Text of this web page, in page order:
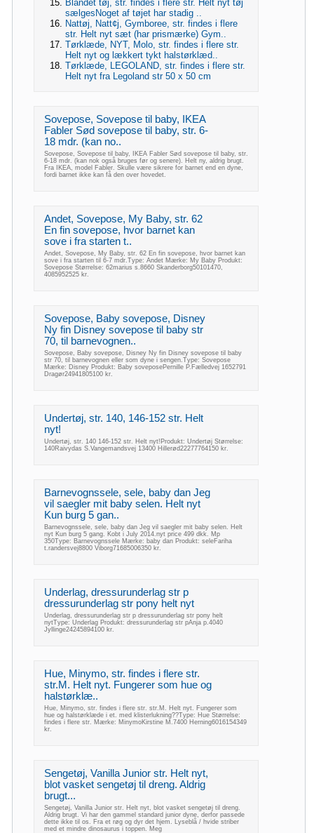
Blandet tøj, str. findes i flere str. Helt nyt tøj
sælgesNoget af tøjet har stadig ..
Nattøj, Natt¢j, Gymboree, str. findes i flere
str. Helt nyt sæt (har prismærke) Gym..
Tørklæde, NYT, Molo, str. findes i flere str.
Helt nyt og lækkert tykt halstørklæd..
Tørklæde, LEGOLAND, str. findes i flere str.
Helt nyt fra Legoland str 50 x 50 cm
Sovepose, Sovepose til baby, IKEA
Fabler Sød sovepose til baby, str. 6-
18 mdr. (kan no..
Sovepose, Sovepose til baby, IKEA Fabler Sød sovepose til baby, str.
6-18 mdr. (kan nok også bruges før og senere). Helt ny, aldrig brugt.
Fra IKEA, model Fabler. Skulle være sikrere for barnet end en dyne,
fordi barnet ikke kan få den over hovedet.
Andet, Sovepose, My Baby, str. 62
En fin sovepose, hvor barnet kan
sove i fra starten t..
Andet, Sovepose, My Baby, str. 62 En fin sovepose, hvor barnet kan
sove i fra starten til 6-7 mdr.Type: Andet Mærke: My Baby Produkt:
Sovepose Størrelse: 62marius s.8660 Skanderborg50101470,
4085952525 kr.
Sovepose, Baby sovepose, Disney
Ny fin Disney sovepose til baby str
70, til barnevognen..
Sovepose, Baby sovepose, Disney Ny fin Disney sovepose til baby
str 70, til barnevognen eller som dyne i sengen.Type: Sovepose
Mærke: Disney Produkt: Baby soveposePernille P.Fælledvej 1652791
Dragør24941805100 kr.
Undertøj, str. 140, 146-152 str. Helt
nyt!
Undertøj, str. 140 146-152 str. Helt nyt!Produkt: Undertøj Størrelse:
140Raivydas S.Vangemandsvej 13400 Hillerød22277764150 kr.
Barnevognssele, sele, baby dan Jeg
vil saegler mit baby selen. Helt nyt
Kun burg 5 gan..
Barnevognssele, sele, baby dan Jeg vil saegler mit baby selen. Helt
nyt Kun burg 5 gang. Kobt i July 2014.nyt price 499 dkk. Mp
350Type: Barnevognssele Mærke: baby dan Produkt: seleFariha
t.randersvej8800 Viborg71685006350 kr.
Underlag, dressurunderlag str p
dressurunderlag str pony helt nyt
Underlag, dressurunderlag str p dressurunderlag str pony helt
nytType: Underlag Produkt: dressurunderlag str pAnja p.4040
Jyllinge24245894100 kr.
Hue, Minymo, str. findes i flere str.
str.M. Helt nyt. Fungerer som hue og
halstørklæ..
Hue, Minymo, str. findes i flere str. str.M. Helt nyt. Fungerer som
hue og halstørklæde i et. med klisterlukning??Type: Hue Størrelse:
findes i flere str. Mærke: MinymoKirstine M.7400 Herning6016154349
kr.
Sengetøj, Vanilla Junior str. Helt nyt,
blot vasket sengetøj til dreng. Aldrig
brugt...
Sengetøj, Vanilla Junior str. Helt nyt, blot vasket sengetøj til dreng.
Aldrig brugt. Vi har den gammel standard junior dyne, derfor passede
dette ikke til os. Fra et røg og dyr det hjem. Lyseblå / hvide striber
med et mindre dinosaurus i toppen. Meg